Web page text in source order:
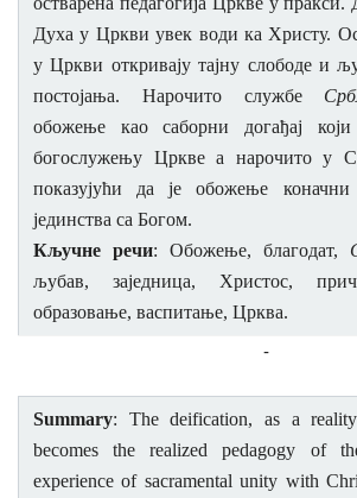
Духа у Цркви увек води ка Христу.
у Цркви откривају тајну слободе и
постојања. Нарочито службе
обожење као саборни догађај
богослужењу Цркве а нарочито у
показујући да је обожење
јединства са Богом.
Кључне речи: Обожење, благодат,
љубав, заједница, Христос,
образовање, васпитање, Црква.
-
Summary: The deification, as a
becomes the realized pedagogy of
experience of sacramental unity with